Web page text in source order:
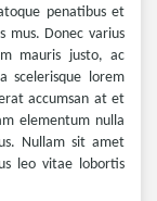
penatibus et
mus. Donec varius
mauris justo, ac
scelerisque lorem
accumsan at et
elementum nulla
Nullam sit amet
leo vitae lobortis